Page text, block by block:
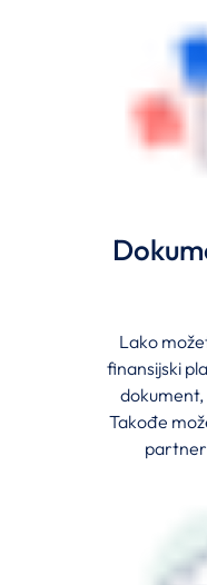
Lako
finansijski
dokument,
Takođe